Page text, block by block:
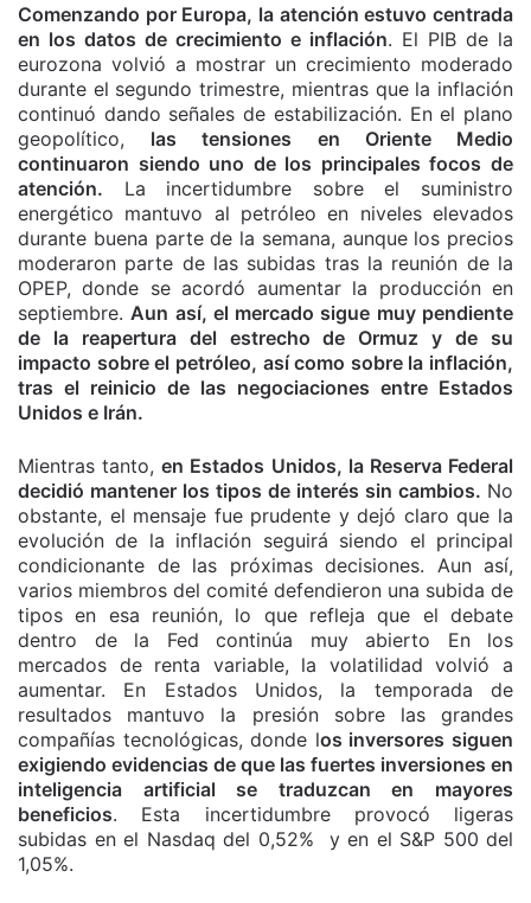
Comenzando por Europa, la atención estuvo centrada
en los datos de crecimiento e inflación. El PIB de la
eurozona volvió a mostrar un crecimiento moderado
durante el segundo trimestre, mientras que la inflación
continuó dando señales de estabilización. En el plano
geopolítico, las tensiones en Oriente Medio
continuaron siendo uno de los principales focos de
atención. La incertidumbre sobre el suministro
energético mantuvo al petróleo en niveles elevados
durante buena parte de la semana, aunque los precios
moderaron parte de las subidas tras la reunión de la
OPEP, donde se acordó aumentar la producción en
septiembre. Aun así, el mercado sigue muy pendiente
de la reapertura del estrecho de Ormuz y de su
impacto sobre el petróleo, así como sobre la inflación,
tras el reinicio de las negociaciones entre Estados
Unidos e Irán.
Mientras tanto,en Estados Unidos, la Reserva Federal
decidió mantener los tipos de interés sin cambios. No
obstante, el mensaje fue prudente y dejó claro que la
evolución de la inflación seguirá siendo el principal
condicionante de las próximas decisiones. Aun así,
varios miembros del comité defendieron una subida de
tipos en esa reunión, lo que refleja que el debate
dentro de la Fed continúa muy abierto En los
mercados de renta variable, la volatilidad volvió a
aumentar. En Estados Unidos, la temporada de
resultados mantuvo la presión sobre las grandes
compañías tecnológicas, donde los inversores siguen
exigiendo evidencias de que las fuertes inversiones en
inteligencia artificial se traduzcan en mayores
beneficios. Esta incertidumbre provocó ligeras
subidas en el Nasdaq del 0,52% y en el S&P 500 del
1,05%.